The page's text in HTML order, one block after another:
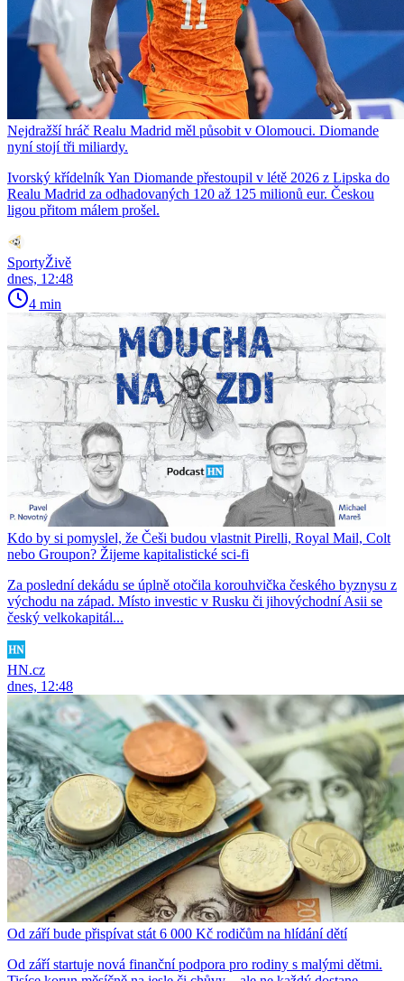
Nejdražší hráč Realu Madrid měl působit v Olomouci. Diomande
nyní stojí tři miliardy.
Ivorský křídelník Yan Diomande přestoupil v létě 2026 z Lipska do
Realu Madrid za odhadovaných 120 až 125 milionů eur. Českou
ligou přitom málem prošel.
SportyŽivě
dnes, 12:48
4 min
Kdo by si pomyslel, že Češi budou vlastnit Pirelli, Royal Mail, Colt
nebo Groupon? Žijeme kapitalistické sci-fi
Za poslední dekádu se úplně otočila korouhvička českého byznysu z
východu na západ. Místo investic v Rusku či jihovýchodní Asii se
český velkokapitál...
HN.cz
dnes, 12:48
Od září bude přispívat stát 6 000 Kč rodičům na hlídání dětí
Od září startuje nová finanční podpora pro rodiny s malými dětmi.